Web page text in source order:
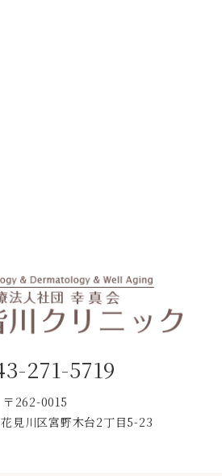
271-5719
〒262-0015
見川区宮野木台2丁目5-23